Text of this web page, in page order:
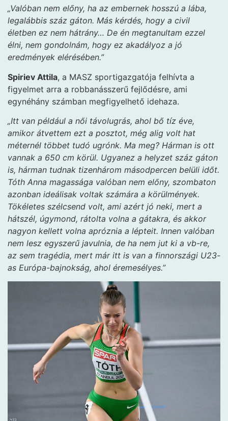
„Valóban nem előny, ha az embernek hosszú a lába,
legalábbis száz gáton. Más kérdés, hogy a civil
életben ez nem hátrány… De én megtanultam ezzel
élni, nem gondolnám, hogy ez akadályoz a jó
eredmények elérésében.”
Spiriev Attila, a MASZ sportigazgatója felhívta a
figyelmet arra a robbanásszerű fejlődésre, ami
egynéhány számban megfigyelhető idehaza.
„Itt van például a női távolugrás, ahol bő tíz éve,
amikor átvettem ezt a posztot, még alig volt hat
méternél többet tudó ugrónk. Ma meg? Hárman is ott
vannak a 650 cm körül. Ugyanez a helyzet száz gáton
is, hárman tudnak tizenhárom másodpercen belüli időt.
Tóth Anna magassága valóban nem előny, szombaton
azonban ideálisak voltak számára a körülmények.
Tökéletes szélcsend volt, ami azért jó neki, mert a
hátszél, úgymond, rátolta volna a gátakra, és akkor
nagyon kellett volna apróznia a lépteit. Innen valóban
nem lesz egyszerű javulnia, de ha nem jut ki a vb-re,
az sem tragédia, mert már itt is van a finnországi U23-
as Európa-bajnokság, ahol éremesélyes.”